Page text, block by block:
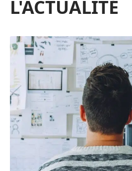
L'ACTUALITÉ